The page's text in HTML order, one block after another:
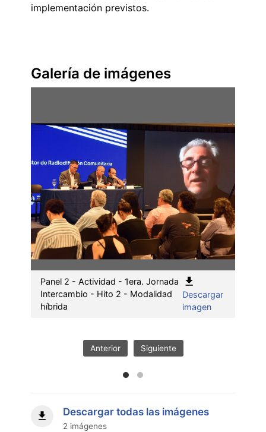
implementación previstos.
Galería de imágenes
Panel 2 - Actividad - 1era. Jornada
Intercambio - Hito 2 - Modalidad
híbrida
Descargar
imagen:
Anterior Siguiente
Descargar todas las imágenes
2 imágenes